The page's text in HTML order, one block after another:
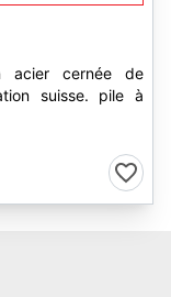
acier cernée de
suisse. pile à